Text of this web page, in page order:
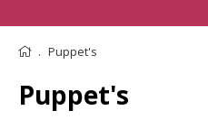
Puppet's
Puppet's